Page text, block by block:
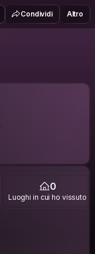
Condividi Altro
0
Luoghi in cui ho vissuto